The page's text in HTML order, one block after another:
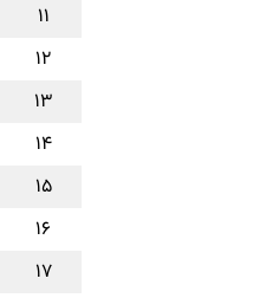
۱۱
۱۲
۱۳
۱۴
۱۵
۱۶
۱۷